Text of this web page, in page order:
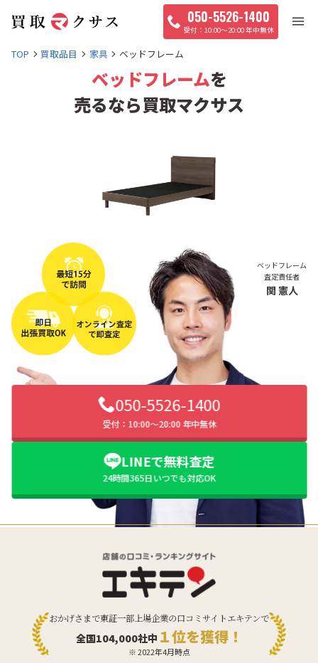
050-5526-1400
10:00〜20:00 年中無休
TOP 買取品目 家具 ベッドフレーム
ベッドフレームを
売るなら買取マクサス
ベッドフレーム
査定責任者
関 憲人
050-5526-1400
受付：10:00〜20:00 年中無休
LINEで無料査定
24時間365日いつでも対応OK
おかげさまで東証一部上場企業の口コミサイトエキテンで
全国104,000社中 １位を獲得！
※ 2022年4月時点